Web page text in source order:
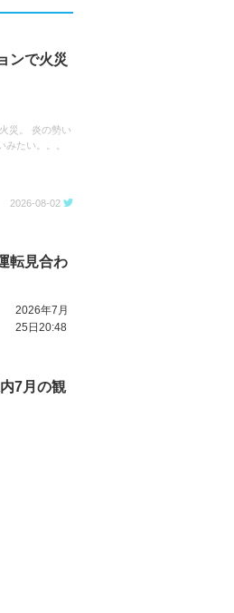
ンで火災
災。 炎の勢い
たい。。。
2026-08-02
転見合わ
2026年7月
25日20:48
7月の観